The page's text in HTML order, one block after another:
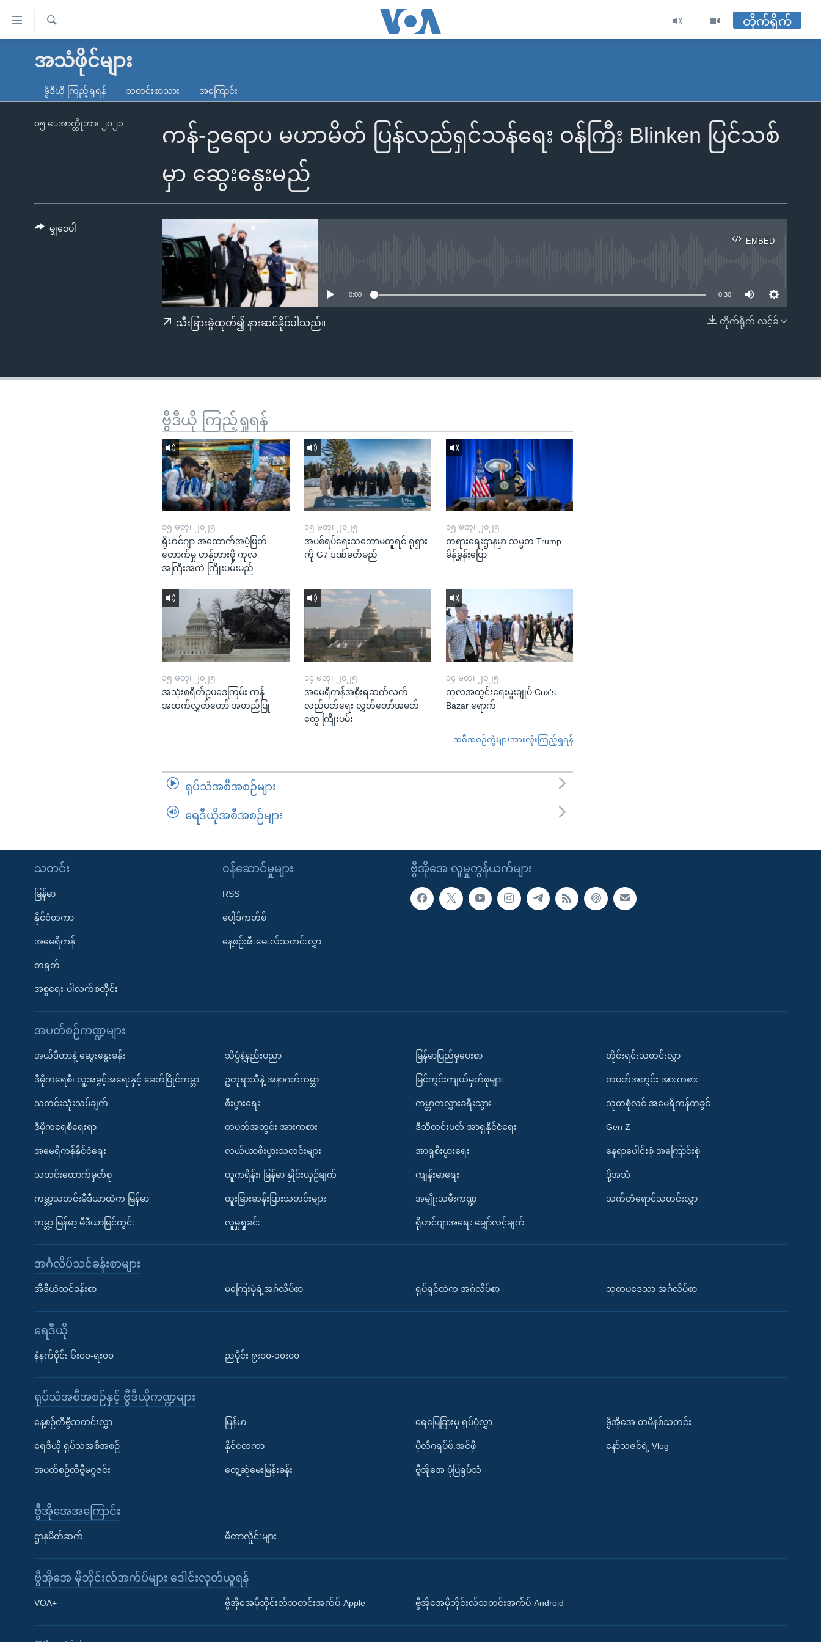
လွယ်ကူ
သည့်
ရန်
မူလစာမျက်နှာ
ကမ္ဘာ့သတင်းများ
နိုင်ငံတကာ
မကြေးမုံရဲ့ အင်္ဂလိပ်စာ
ရေဒီယို
ရေဒီယိုနှင့်ရုပ်သံ အချက်အလက်များ
Learning English
ရ
တိုက်ရိုက်
အသံဖိုင်များ
ဗွီဒီယို ကြည့်ရှုရန် သတင်းစာသား အကြောင်း
ကန်-ဥရောပ မဟာမိတ် ပြန်လည်ရှင်သန်ရေး ဝန်ကြီး Blinken ပြင်သစ်
မှာ ဆွေးနွေးမည်
၀၅ ေအာက္တိုဘာ၊ ၂၀၂၁
EMBED
EMBED
0:00 0:30
တိုက်ရိုက် လင့်ခ်
သီးခြားခွဲထုတ်၍ နားဆင်နိုင်ပါသည်။
မျှဝေပါ
ဗွီဒီယို ကြည့်ရှုရန်
၁၅ မတ္၊ ၂၀၂၅
ရိုဟင်ဂျာ အထောက်အပံ့ဖြတ်
တောက်မှု ဟန့်တားဖို့ ကုလ
အကြီးအကဲ ကြိုးပမ်းမည်
၁၅ မတ္၊ ၂၀၂၅
အပစ်ရပ်ရေးသဘောမတူရင် ရုရှား
ကို G7 ဒဏ်ခတ်မည်
၁၅ မတ္၊ ၂၀၂၅
တရားရေးဌာနမှာ သမ္မတ Trump
မိန့်ခွန်းပြော
၁၅ မတ္၊ ၂၀၂၅
အသုံးစရိတ်ဥပဒေကြမ်း ကန်
အထက်လွှတ်တော် အတည်ပြု
၁၄ မတ္၊ ၂၀၂၅
အမေရိကန်အစိုးရဆက်လက်
လည်ပတ်ရေး လွှတ်တော်အမတ်
တွေ ကြိုးပမ်း
၁၄ မတ္၊ ၂၀၂၅
ကုလအတွင်းရေးမှူးချုပ် Cox's
Bazar ရောက်
အစီအစဉ်တွဲများအားလုံးကြည့်ရှုရန်
ရုပ်သံအစီအစဉ်များ
ရေဒီယိုအစီအစဉ်များ
ဗွီအိုအေ လူမှုကွန်ယက်များ
သတင်း
မြန်မာ
နိုင်ငံတကာ
အမေရိကန်
တရုတ်
အစ္စရေး-ပါလက်စတိုင်း
၀န်ဆောင်မှုများ
RSS
ပေါ့ဒ်ကတ်စ်
နေ့စဉ်အီးမေးလ်သတင်းလွှာ
အပတ်စဉ်ကဏ္ဍများ
အယ်ဒီတာနဲ့ ဆွေးနွေးခန်း
ဒီမိုကရေစီ၊ လူ့အခွင့်အရေးနှင့် ခေတ်ပြိုင်ကမ္ဘာ
သတင်းသုံးသပ်ချက်
ဒီမိုကရေစီရေးရာ
အမေရိကန်နိုင်ငံရေး
သတင်းထောက်မှတ်စု
ကမ္ဘာ့သတင်းမီဒီယာထဲက မြန်မာ
ကမ္ဘာ့ မြန်မာ့ မီဒီယာမြင်ကွင်း
သိပ္ပံနဲ့နည်းပညာ
ဥတုရာသီနဲ့ အနာဂတ်ကမ္ဘာ
စီးပွားရေး
တပတ်အတွင်း အားကစား
လယ်ယာစီးပွားသတင်းများ
ယူကရိန်း၊ မြန်မာ နှိုင်းယှဉ်ချက်
ထူးခြားဆန်းပြားသတင်းများ
လူမှုရှုခင်း
မြန်မာပြည်မှပေးစာ
မြင်ကွင်းကျယ်မှတ်စုများ
ကမ္ဘာတလွှားခရီးသွား
ဒီသီတင်းပတ် အာရှနိုင်ငံရေး
အာရှစီးပွားရေး
ကျန်းမာရေး
အမျိုးသမီးကဏ္ဍ
ရိုဟင်ဂျာအရေး မျှော်လင့်ချက်
တိုင်းရင်းသတင်းလွှာ
တပတ်အတွင်း အားကစား
သုတစုံလင် အမေရိကန်တခွင်
Gen Z
နေရာပေါင်းစုံ အကြောင်းစုံ
ဒို့အသံ
သက်တံရောင်သတင်းလွှာ
အင်္ဂလိပ်သင်ခန်းစာများ
အီဒီယံသင်ခန်းစာ မကြေးမုံရဲ့အင်္ဂလိပ်စာ ရုပ်ရှင်ထဲက အင်္ဂလိပ်စာ သုတပဒေသာ အင်္ဂလိပ်စာ
ရေဒီယို
နံနက်ပိုင်း ၆း၀၀-ရး၀၀ ညပိုင်း ၉း၀၀-၁၀း၀၀
ရုပ်သံအစီအစဉ်နှင့် ဗွီဒီယိုကဏ္ဍများ
နေ့စဉ်တီဗွီသတင်းလွှာ
ရေဒီယို ရုပ်သံအစီအစဉ်
အပတ်စဉ်တီဗွီမဂ္ဂဇင်း
မြန်မာ
နိုင်ငံတကာ
တွေ့ဆုံမေးမြန်းခန်း
ရေမြေခြားမှ ရုပ်ပုံလွှာ
ပိုလီဂရပ်ဖ်.အင်ဖို
ဗွီအိုအေ ပုံပြရုပ်သံ
ဗွီအိုအေ တမိနစ်သတင်း
နော်သဇင်ရဲ့ Vlog
ဗွီအိုအေအကြောင်း
ဌာနမိတ်ဆက် မီတာလှိုင်းများ
ဗွီအိုအေ မိုဘိုင်းလ်အက်ပ်များ ဒေါင်းလုတ်ယူရန်
VOA+ ဗွီအိုအေမိုဘိုင်းလ်သတင်းအက်ပ်-Apple ဗွီအိုအေမိုဘိုင်းလ်သတင်းအက်ပ်-Android